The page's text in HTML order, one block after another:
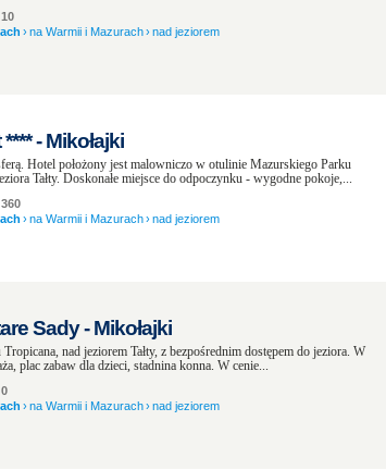
10
›na Warmii i Mazurach›nad jeziorem
- Mikołajki
Hotel położony jest malowniczo w otulinie Mazurskiego Parku
Tałty. Doskonałe miejsce do odpoczynku - wygodne pokoje,...
360
›na Warmii i Mazurach›nad jeziorem
Sady - Mikołajki
nad jeziorem Tałty, z bezpośrednim dostępem do jeziora. W
plac zabaw dla dzieci, stadnina konna. W cenie...
0
›na Warmii i Mazurach›nad jeziorem